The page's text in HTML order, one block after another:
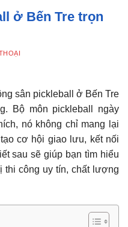
ở Bến Tre trọn
sân pickleball ở Bến Tre
Bộ môn pickleball ngày
nó không chỉ mang lại
cơ hội giao lưu, kết nối
sau sẽ giúp bạn tìm hiểu
thi công uy tín, chất lượng